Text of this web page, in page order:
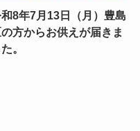
8年7月13日（月）豊島
の方からお供えが届きま
。